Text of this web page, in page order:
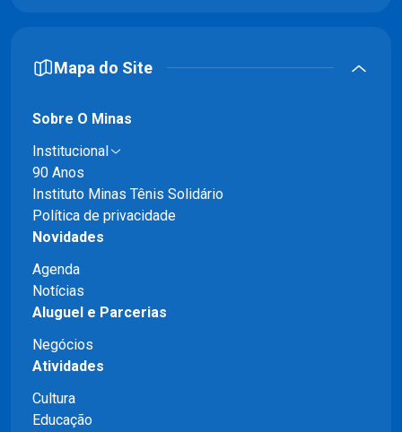
Mapa do Site
Sobre O Minas
Institucional
90 Anos
Instituto Minas Tênis Solidário
Política de privacidade
Novidades
Agenda
Notícias
Aluguel e Parcerias
Negócios
Atividades
Cultura
Educação